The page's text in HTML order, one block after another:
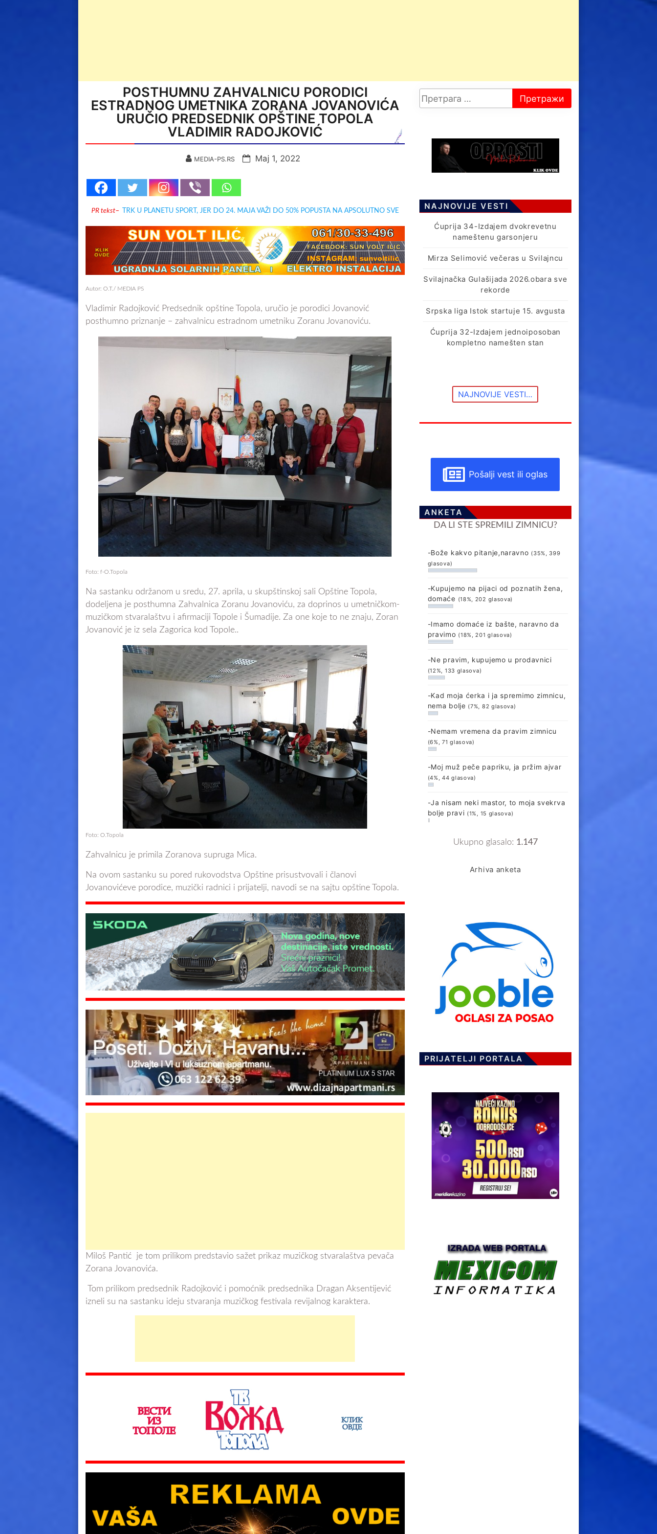
POSTHUMNU ZAHVALNICU PORODICI
ESTRADNOG UMETNIKA ZORANA JOVANOVIĆA
URUČIO PREDSEDNIK OPŠTINE TOPOLA
VLADIMIR RADOJKOVIĆ
MEDIA-PS.RS Мај 1, 2022
PR tekst– TRK U PLANETU SPORT, JER DO 24. MAJA VAŽI DO 50% POPUSTA NA APSOLUTNO SVE
Autor: O.T./ MEDIA PS
Vladimir Radojković Predsednik opštine Topola, uručio je porodici Jovanović
posthumno priznanje – zahvalnicu estradnom umetniku Zoranu Jovanoviću.
Foto: f-O.Topola
Na sastanku održanom u sredu, 27. aprila, u skupštinskoj sali Opštine Topola,
dodeljena je posthumna Zahvalnica Zoranu Jovanoviću, za doprinos u umetničkom-
muzičkom stvaralaštvu i afirmaciji Topole i Šumadije. Za one koje to ne znaju, Zoran
Jovanović je iz sela Zagorica kod Topole..
Foto: O.Topola
Zahvalnicu je primila Zoranova supruga Mica.
Na ovom sastanku su pored rukovodstva Opštine prisustvovali i članovi
Jovanovićeve porodice, muzički radnici i prijatelji, navodi se na sajtu opštine Topola.
Miloš Pantić je tom prilikom predstavio sažet prikaz muzičkog stvaralaštva pevača
Zorana Jovanovića.
Tom prilikom predsednik Radojković i pomoćnik predsednika Dragan Aksentijević
izneli su na sastanku ideju stvaranja muzičkog festivala revijalnog karaktera.
NAJNOVIJE VESTI
Ćuprija 34-Izdajem dvokrevetnu
nameštenu garsonjeru
Mirza Selimović večeras u Svilajncu
Svilajnačka Gulašijada 2026.obara sve
rekorde
Srpska liga Istok startuje 15. avgusta
Ćuprija 32-Izdajem jednoiposoban
kompletno namešten stan
NAJNOVIJE VESTI…
Pošalji vest ili oglas
ANKETA
DA LI STE SPREMILI ZIMNICU?
-Bože kakvo pitanje,naravno (35%, 399
glasova)
-Kupujemo na pijaci od poznatih žena,
domaće (18%, 202 glasova)
-Imamo domaće iz bašte, naravno da
pravimo (18%, 201 glasova)
-Ne pravim, kupujemo u prodavnici
(12%, 133 glasova)
-Kad moja ćerka i ja spremimo zimnicu,
nema bolje (7%, 82 glasova)
-Nemam vremena da pravim zimnicu
(6%, 71 glasova)
-Moj muž peče papriku, ja pržim ajvar
(4%, 44 glasova)
-Ja nisam neki mastor, to moja svekrva
bolje pravi (1%, 15 glasova)
Ukupno glasalo: 1.147
Arhiva anketa
PRIJATELJI PORTALA